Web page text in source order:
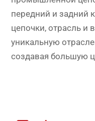
передний и
цепочки, отрасль
уникальную
создавая большую